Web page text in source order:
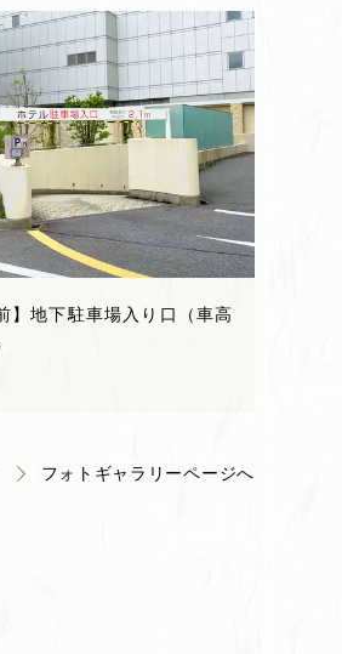
】地下駐車場入り口（車高
フォトギャラリーページへ